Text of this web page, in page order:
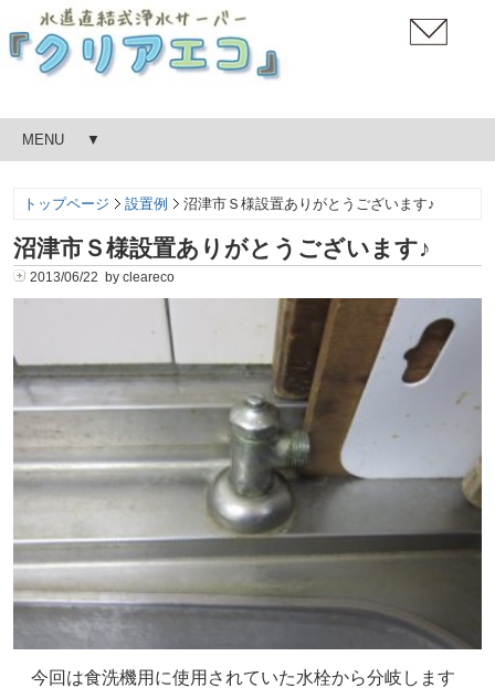
MENU
トップページ 設置例 沼津市Ｓ様設置ありがとうございます♪
沼津市Ｓ様設置ありがとうございます♪
2013/06/22 by cleareco
今回は食洗機用に使用されていた水栓から分岐します